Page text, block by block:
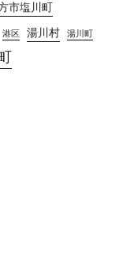
市塩川町
港区 湯川村 湯川町